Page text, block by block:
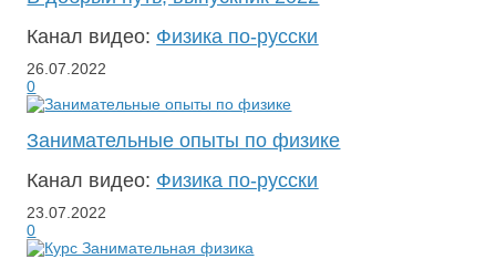
Канал видео: Физика по-русски
26.07.2022
0
Занимательные опыты по физике
Канал видео: Физика по-русски
23.07.2022
0